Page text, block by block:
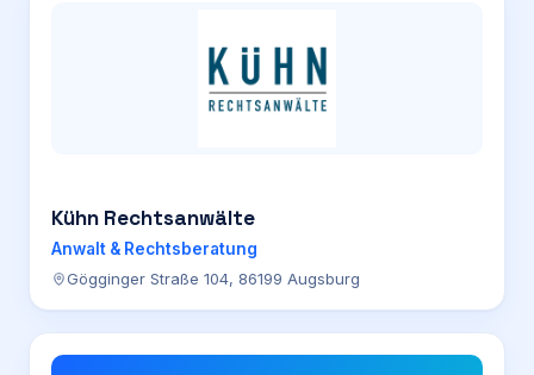
Kühn Rechtsanwälte
Anwalt & Rechtsberatung
Gögginger Straße 104, 86199 Augsburg